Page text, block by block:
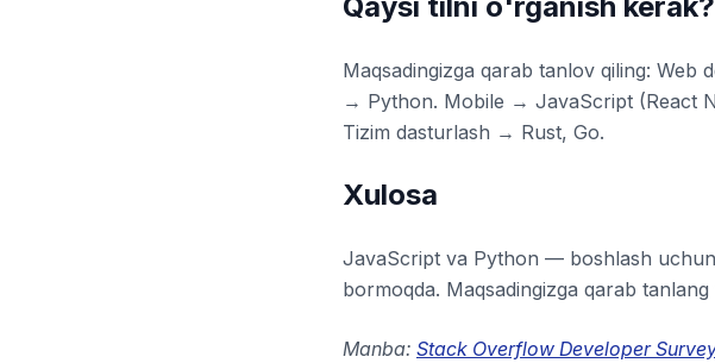
Maqsadingizga qarab tanlov qiling:
→ Python. Mobile → JavaScript (React
Tizim dasturlash → Rust, Go.
Xulosa
JavaScript va Python — boshlash
bormoqda. Maqsadingizga qarab
Manba: Stack Overflow Developer